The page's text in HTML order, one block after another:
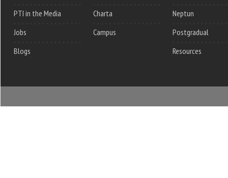
PTI in the Media
Jobs
Blogs
Charta
Campus
Neptun
Postgradual
Resources